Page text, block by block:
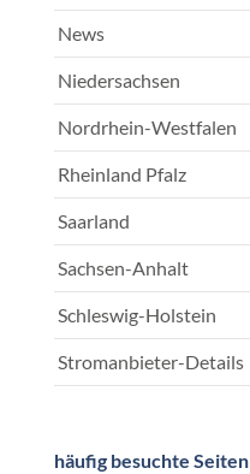
News
Niedersachsen
Nordrhein-Westfalen
Rheinland Pfalz
Saarland
Sachsen-Anhalt
Schleswig-Holstein
Stromanbieter-Details
häufig besuchte Seiten